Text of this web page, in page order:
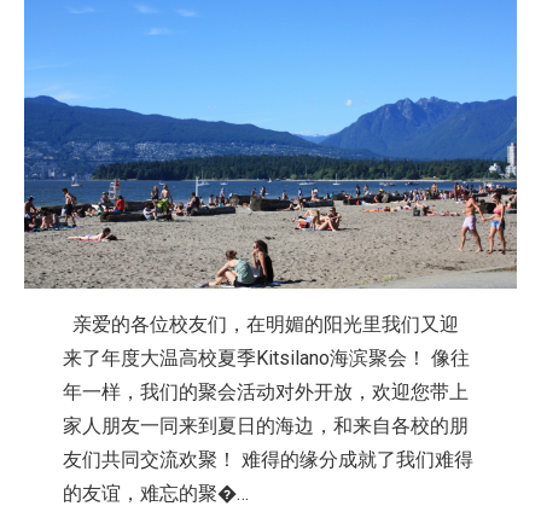
亲爱的各位校友们，在明媚的阳光里我们又迎
来了年度大温高校夏季Kitsilano海滨聚会！ 像往
年一样，我们的聚会活动对外开放，欢迎您带上
家人朋友一同来到夏日的海边，和来自各校的朋
友们共同交流欢聚！ 难得的缘分成就了我们难得
的友谊，难忘的聚�…